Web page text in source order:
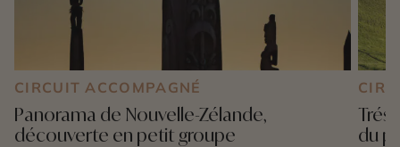
CIRCUIT ACCOMPAGNÉ
Panorama de Nouvelle-Zélande,
découverte en petit groupe
du